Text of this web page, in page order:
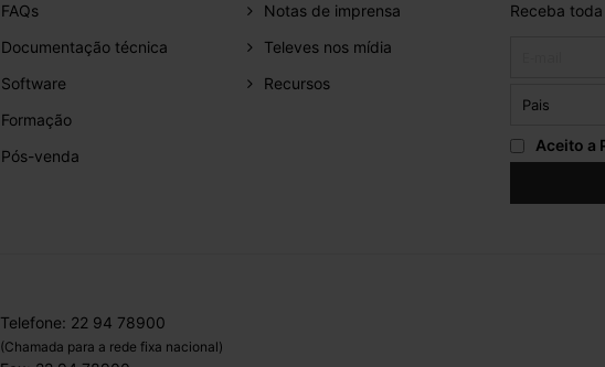
FAQs
Documentação técnica
Software
Formação
Pós-venda
Notas de imprensa
Televes nos mídia
Recursos
Receba
Aceito a
Telefone: 22 94 78900
(Chamada para a rede fixa nacional)